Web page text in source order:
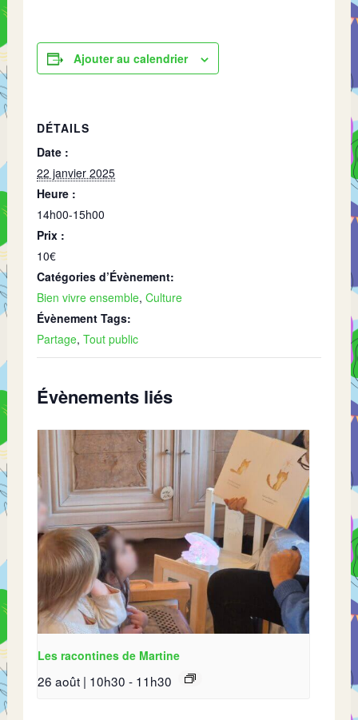
Ajouter au calendrier
DÉTAILS
Date :
22 janvier 2025
Heure :
14h00-15h00
Prix :
10€
Catégories d’Évènement:
Bien vivre ensemble,Culture
Évènement Tags:
Partage,Tout public
Évènements liés
Les racontines de Martine
26 août | 10h30 - 11h30